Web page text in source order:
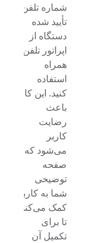
شماره تلفن
تأیید شده
دستگاه از
اپراتور تلفن
همراه
استفاده
کنید. این کار
باعث
رضایت
کاربر
می‌شود که
صفحه
توضیحی
شما به کاربر
کمک می‌کند
تا برای
تکمیل آن